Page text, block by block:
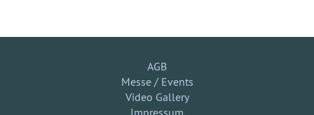
AGB
Messe / Events
Video Gallery
Impressum